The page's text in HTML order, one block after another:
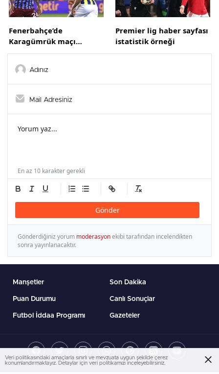
Fenerbahçe’de
Karagümrük maçı
hazırlıkları sürüyor
Premier lig haber sayfası
istatistik örneği
Gönder
En az 10 karakter gerekli
Gönderdiğiniz yorum moderasyonekibi tarafından incelendikten
sonra yayınlanacaktır.
Manşetler Son Dakika
Puan Durumu Canlı Sonuçlar
Futbol İddaa Programı Gazeteler
Veri politikasındaki amaçlarla sınırlı ve mevzuata uygun şekilde çerez
konumlandırmaktayız. Detaylar için veri politikamızı inceleyebilirsiniz.